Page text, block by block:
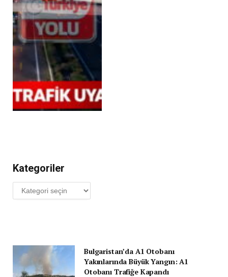
Kategoriler
Kategoriler
Bulgaristan’da A1 Otobanı
Yakınlarında Büyük Yangın: A1
Otobanı Trafiğe Kapandı